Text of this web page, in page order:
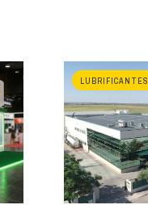
LUBRIFICANTES